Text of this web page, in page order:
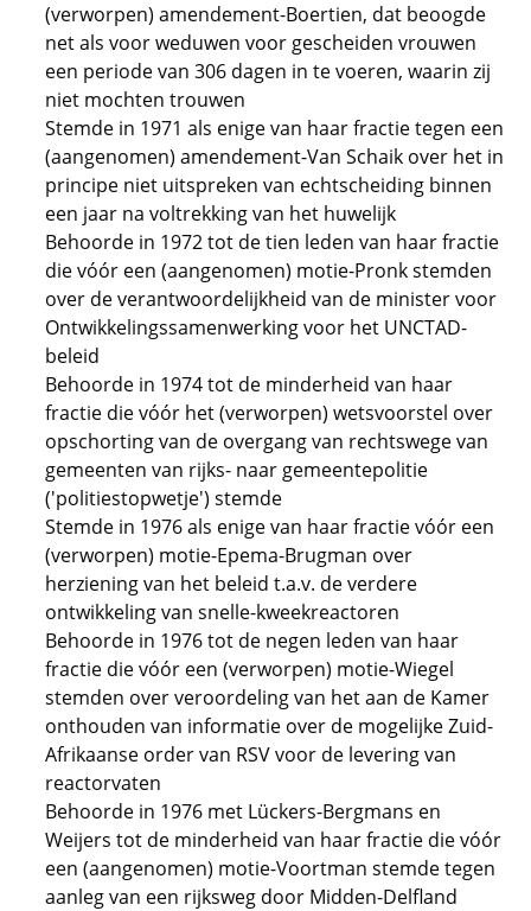
(verworpen) amendement-Boertien, dat beoogde
net als voor weduwen voor gescheiden vrouwen
een periode van 306 dagen in te voeren, waarin zij
niet mochten trouwen
Stemde in 1971 als enige van haar fractie tegen een
(aangenomen) amendement-Van Schaik over het in
principe niet uitspreken van echtscheiding binnen
een jaar na voltrekking van het huwelijk
Behoorde in 1972 tot de tien leden van haar fractie
die vóór een (aangenomen) motie-Pronk stemden
over de verantwoordelijkheid van de minister voor
Ontwikkelingssamenwerking voor het UNCTAD-
beleid
Behoorde in 1974 tot de minderheid van haar
fractie die vóór het (verworpen) wetsvoorstel over
opschorting van de overgang van rechtswege van
gemeenten van rijks- naar gemeentepolitie
('politiestopwetje') stemde
Stemde in 1976 als enige van haar fractie vóór een
(verworpen) motie-Epema-Brugman over
herziening van het beleid t.a.v. de verdere
ontwikkeling van snelle-kweekreactoren
Behoorde in 1976 tot de negen leden van haar
fractie die vóór een (verworpen) motie-Wiegel
stemden over veroordeling van het aan de Kamer
onthouden van informatie over de mogelijke Zuid-
Afrikaanse order van RSV voor de levering van
reactorvaten
Behoorde in 1976 met Lückers-Bergmans en
Weijers tot de minderheid van haar fractie die vóór
een (aangenomen) motie-Voortman stemde tegen
aanleg van een rijksweg door Midden-Delfland